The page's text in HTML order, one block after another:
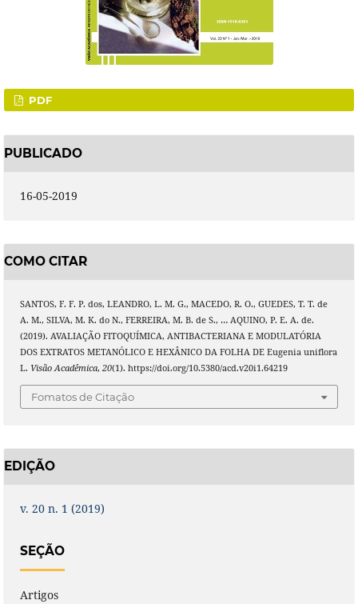
PDF
PUBLICADO
16-05-2019
COMO CITAR
SANTOS, F. F. P. dos, LEANDRO, L. M. G., MACEDO, R. O., GUEDES, T. T. de
A. M., SILVA, M. K. do N., FERREIRA, M. B. de S., … AQUINO, P. E. A. de.
(2019). AVALIAÇÃO FITOQUÍMICA, ANTIBACTERIANA E MODULATÓRIA
DOS EXTRATOS METANÓLICO E HEXÂNICO DA FOLHA DE Eugenia uniflora
L. Visão Acadêmica, 20(1). https://doi.org/10.5380/acd.v20i1.64219
Fomatos de Citação
EDIÇÃO
v. 20 n. 1 (2019)
SEÇÃO
Artigos